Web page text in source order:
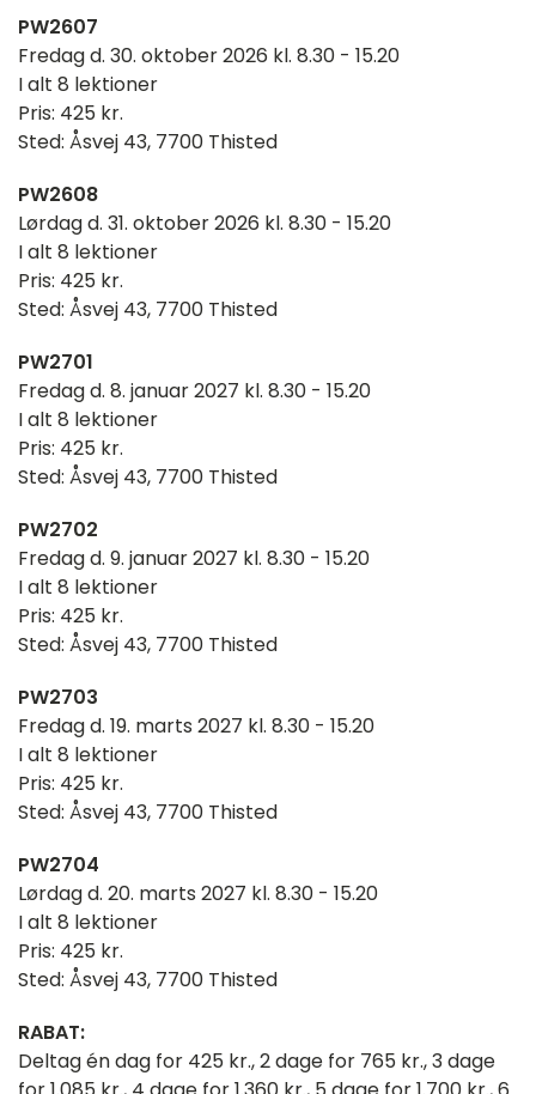
PW2607
Fredag d. 30. oktober 2026 kl. 8.30 - 15.20
I alt 8 lektioner
Pris: 425 kr.
Sted: Åsvej 43, 7700 Thisted
PW2608
Lørdag d. 31. oktober 2026 kl. 8.30 - 15.20
I alt 8 lektioner
Pris: 425 kr.
Sted: Åsvej 43, 7700 Thisted
PW2701
Fredag d. 8. januar 2027 kl. 8.30 - 15.20
I alt 8 lektioner
Pris: 425 kr.
Sted: Åsvej 43, 7700 Thisted
PW2702
Fredag d. 9. januar 2027 kl. 8.30 - 15.20
I alt 8 lektioner
Pris: 425 kr.
Sted: Åsvej 43, 7700 Thisted
PW2703
Fredag d. 19. marts 2027 kl. 8.30 - 15.20
I alt 8 lektioner
Pris: 425 kr.
Sted: Åsvej 43, 7700 Thisted
PW2704
Lørdag d. 20. marts 2027 kl. 8.30 - 15.20
I alt 8 lektioner
Pris: 425 kr.
Sted: Åsvej 43, 7700 Thisted
RABAT:
Deltag én dag for 425 kr., 2 dage for 765 kr., 3 dage